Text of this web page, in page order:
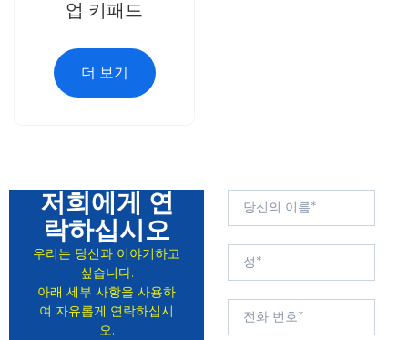
업 키패드
더 보기
저희에게 연
락하십시오
우리는 당신과 이야기하고
싶습니다.
아래 세부 사항을 사용하
여 자유롭게 연락하십시
오.